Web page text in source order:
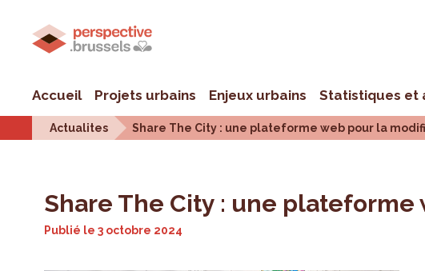
Accueil Projets urbains Enjeux urbains Statistiques et
Actualites Share The City : une plateforme web pour la
Share The City : une plateforme
Publié le3 octobre 2024